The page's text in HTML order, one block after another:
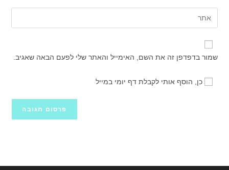
שם
משתמש
כדי
להגיב
כתובת
דואר
שלך
כדי
את
כתובת
שלך
שמור בדפדפן זה את השם, האימייל והאתר שלי לפעם הבאה שאגיב.
כן, הוסף אותי לקבלת דף יומי במייל